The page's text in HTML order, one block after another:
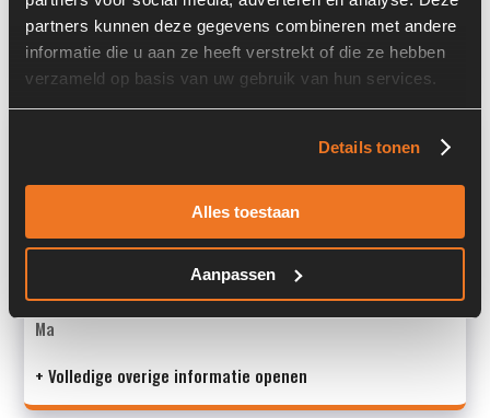
partners kunnen deze gegevens combineren met andere
informatie die u aan ze heeft verstrekt of die ze hebben
verzameld op basis van uw gebruik van hun services.
Details tonen
Alles toestaan
Aanpassen
Land:
Nederland
Type 2: 5110662040
Ma
+ Volledige overige informatie openen